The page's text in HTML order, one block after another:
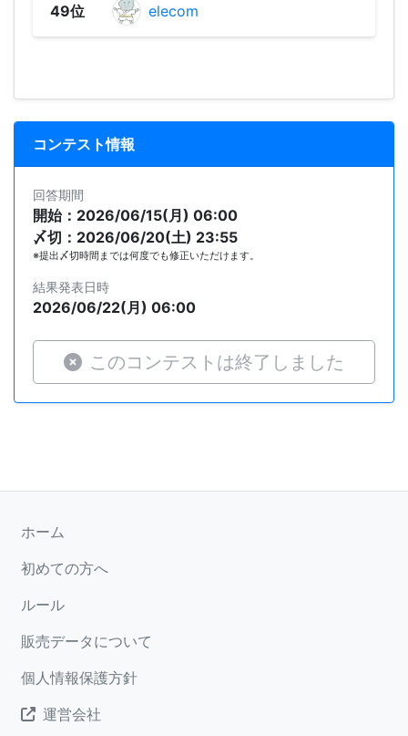
49位 elecom
コンテスト情報
回答期間
開始：2026/06/15(月) 06:00
〆切：2026/06/20(土) 23:55
※提出〆切時間までは何度でも修正いただけます。
結果発表日時
2026/06/22(月) 06:00
このコンテストは終了しました
ホーム
初めての方へ
ルール
販売データについて
個人情報保護方針
運営会社